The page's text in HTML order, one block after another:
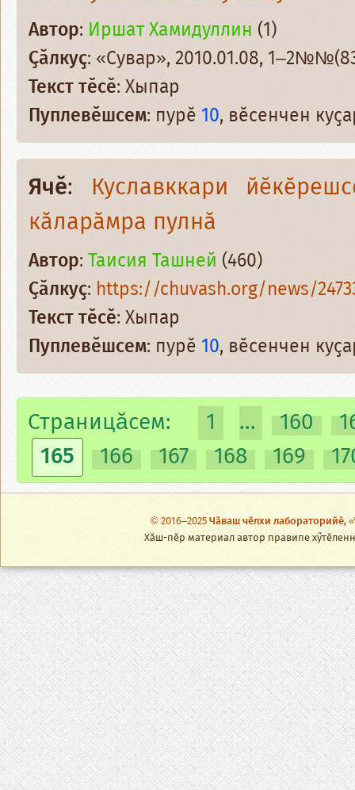
Автор: Иршат Хамидуллин (1)
Ҫӑлкуҫ: «Сувар», 2010.01.08,
Текст тӗсӗ: Хыпар
Пуплевӗшсем: пурӗ 10, вӗсенчен
Ячӗ: Куславккари
кӑларӑмра пулнӑ
Автор:Таисия Ташней (460)
Ҫӑлкуҫ: https://chuvash.org/news/
Текст тӗсӗ: Хыпар
Пуплевӗшсем: пурӗ 10, вӗсенчен
Страницăсем: 1 ... 160
165
166 167 168 169
© 2016–2025Чӑваш чӗлхи лабораторийӗ,
Хӑш-пӗр материал автор правипе